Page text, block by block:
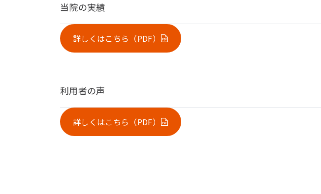
当院の実績
詳しくはこちら（PDF）
利用者の声
詳しくはこちら（PDF）